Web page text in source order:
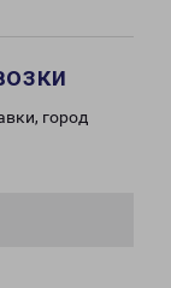
город